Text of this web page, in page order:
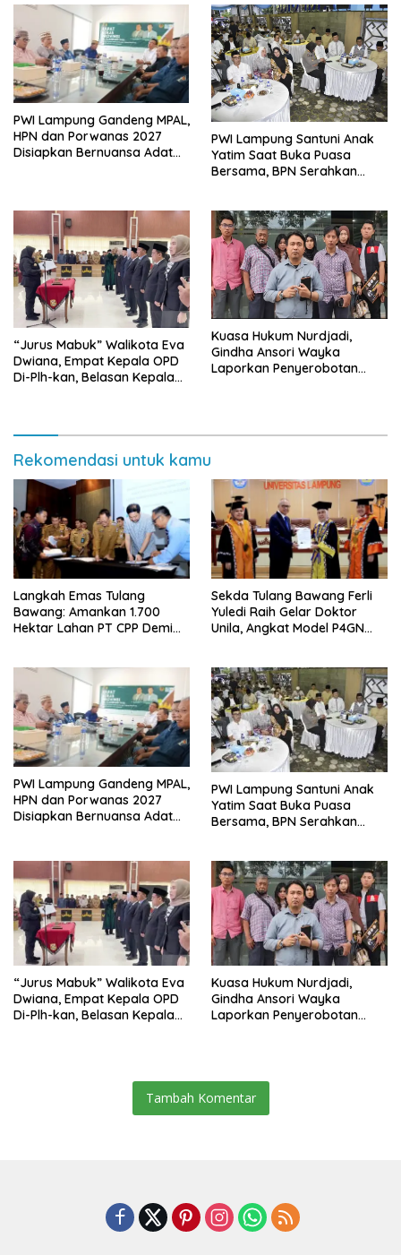
PWI Lampung Gandeng MPAL,
HPN dan Porwanas 2027
Disiapkan Bernuansa Adat
PWI Lampung Santuni Anak
Yatim Saat Buka Puasa
Bersama, BPN Serahkan
“Jurus Mabuk” Walikota Eva
Dwiana, Empat Kepala OPD
Di-Plh-kan, Belasan Kepala
Kuasa Hukum Nurdjadi,
Gindha Ansori Wayka
Laporkan Penyerobotan
Rekomendasi untuk kamu
Langkah Emas Tulang
Bawang: Amankan 1.700
Hektar Lahan PT CPP Demi
Sekda Tulang Bawang Ferli
Yuledi Raih Gelar Doktor
Unila, Angkat Model P4GN
PWI Lampung Gandeng MPAL,
HPN dan Porwanas 2027
Disiapkan Bernuansa Adat
PWI Lampung Santuni Anak
Yatim Saat Buka Puasa
Bersama, BPN Serahkan
“Jurus Mabuk” Walikota Eva
Dwiana, Empat Kepala OPD
Di-Plh-kan, Belasan Kepala
Kuasa Hukum Nurdjadi,
Gindha Ansori Wayka
Laporkan Penyerobotan
Tambah Komentar